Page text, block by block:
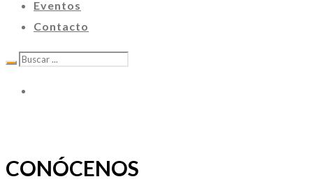
Eventos
Contacto
CONÓCENOS